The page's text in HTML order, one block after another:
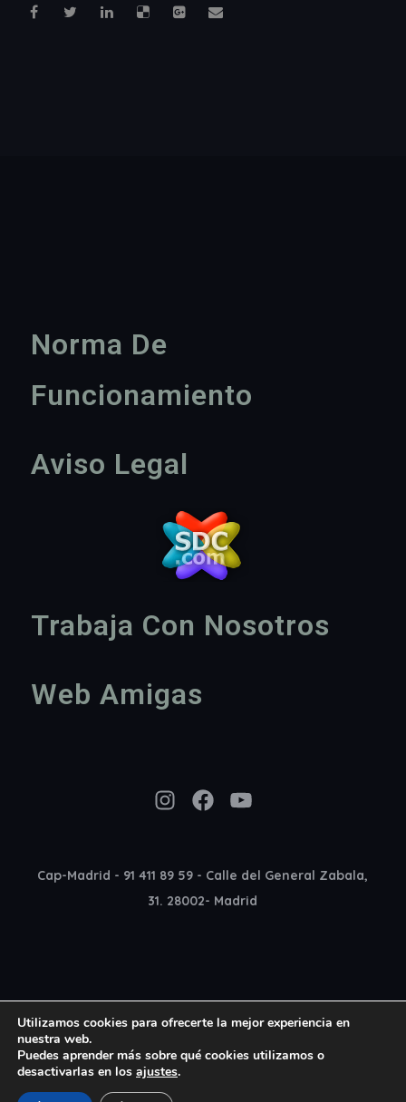
Norma De
Funcionamiento
Aviso Legal
Trabaja Con Nosotros
Web Amigas
InstagramFacebookYouTube
Cap-Madrid - 91 411 89 59 - Calle del General Zabala,
31. 28002- Madrid
Copyright 2022 Cap Madrid © All rights reserved
Utilizamos cookies para ofrecerte la mejor experiencia en
nuestra web.
Puedes aprender más sobre qué cookies utilizamos o
desactivarlas en los ajustes.